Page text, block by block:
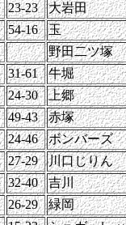
23-23
大岩田
54-16
玉
野田二ツ塚
31-61
牛堀
24-30
上郷
49-43
赤塚
24-46
ボンバーズ
27-29
川口じりん
32-40
吉川
26-29
緑岡